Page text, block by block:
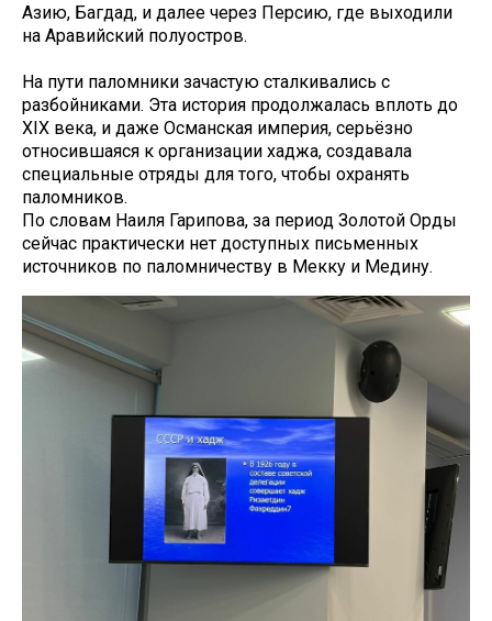
Азию, Багдад, и далее через Персию, где выходили
на Аравийский полуостров.
На пути паломники зачастую сталкивались с
разбойниками. Эта история продолжалась вплоть до
XIX века, и даже Османская империя, серьёзно
относившаяся к организации хаджа, создавала
специальные отряды для того, чтобы охранять
паломников.
По словам Наиля Гарипова, за период Золотой Орды
сейчас практически нет доступных письменных
источников по паломничеству в Мекку и Медину.